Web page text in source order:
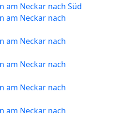
am Neckar nach Süd
am Neckar nach
am Neckar nach
am Neckar nach
am Neckar nach
am Neckar nach